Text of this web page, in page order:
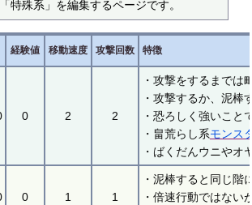
特殊系」を編集するページです。
経験値 移動速度 攻撃回数 特徴
0 2 2
・攻撃をするまでは
・攻撃するか、泥棒
・恐ろしく強いこ
・畠荒らし系モンス
・ばくだんウニや
0 1 1
・泥棒すると同じ階
・倍速行動ではない